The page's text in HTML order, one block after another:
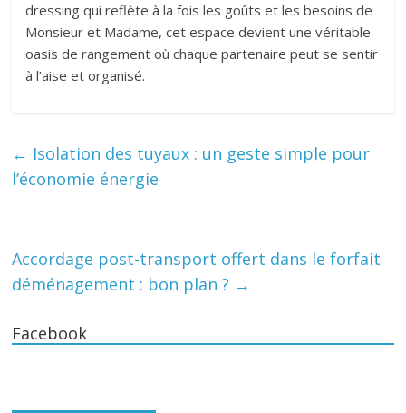
dressing qui reflète à la fois les goûts et les besoins de
Monsieur et Madame, cet espace devient une véritable
oasis de rangement où chaque partenaire peut se sentir
à l’aise et organisé.
← Isolation des tuyaux : un geste simple pour
l’économie énergie
Accordage post-transport offert dans le forfait
déménagement : bon plan ? →
Facebook